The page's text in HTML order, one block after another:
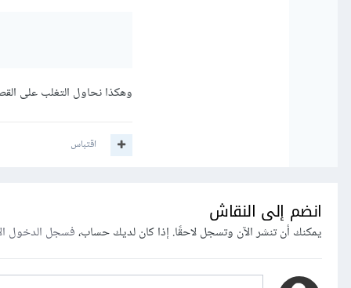
وهكذا نحاول التغلب على
اقتباس
انضم إلى النقاش
يمكنك أن تنشر الآن وتسجل لاحقًا. إذا كان لديك حساب،فسجل الدخول